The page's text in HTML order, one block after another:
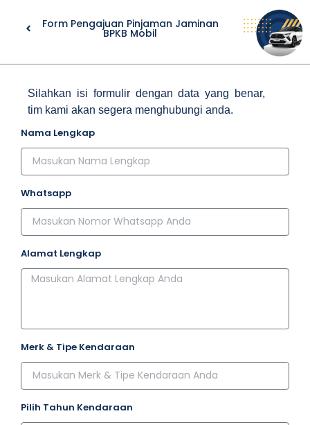
Form Pengajuan Pinjaman Jaminan
BPKB Mobil
Silahkan isi formulir dengan data yang benar,
tim kami akan segera menghubungi anda.
Nama Lengkap
Whatsapp
Alamat Lengkap
Merk & Tipe Kendaraan
Pilih Tahun Kendaraan